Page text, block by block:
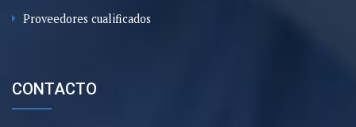
Proveedores cualificados
CONTACTO